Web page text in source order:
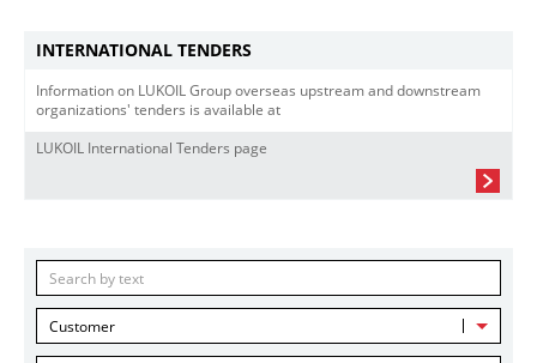
INTERNATIONAL TENDERS
Information on LUKOIL Group overseas upstream and downstream
organizations' tenders is available at
LUKOIL International Tenders page
Customer